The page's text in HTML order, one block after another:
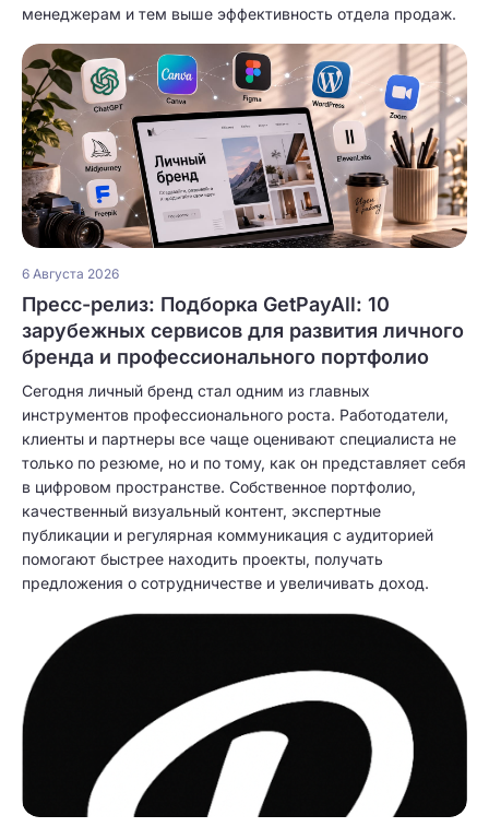
менеджерам и тем выше эффективность отдела продаж.
6 Августа 2026
Пресс-релиз: Подборка GetPayAll: 10
зарубежных сервисов для развития личного
бренда и профессионального портфолио
Сегодня личный бренд стал одним из главных
инструментов профессионального роста. Работодатели,
клиенты и партнеры все чаще оценивают специалиста не
только по резюме, но и по тому, как он представляет себя
в цифровом пространстве. Собственное портфолио,
качественный визуальный контент, экспертные
публикации и регулярная коммуникация с аудиторией
помогают быстрее находить проекты, получать
предложения о сотрудничестве и увеличивать доход.